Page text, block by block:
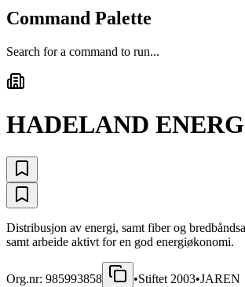
Command Palette
Search for a command to run...
HADELAND
Distribusjon av energi, samt fiber og
samt arbeide aktivt for en god energiøkonomi.
Org.nr: 985993858 •Stiftet 2003•JAREN